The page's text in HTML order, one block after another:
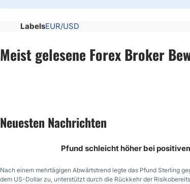
LabelsEUR/USD
Meist gelesene Forex Broker
Neuesten Nachrichten
Pfund schleicht höher bei
Nach einem mehrtägigen Abwärtstrend legte das Pfund Sterling
dem US-Dollar zu, unterstützt durch die Rückkehr der